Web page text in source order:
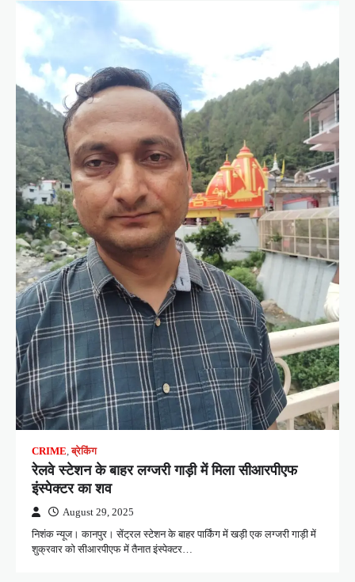
CRIME,ब्रेकिंग
रेलवे स्टेशन के बाहर लग्जरी गाड़ी में मिला सीआरपीएफ
इंस्पेक्टर का शव
August 29, 2025
निशंक न्यूज। कानपुर। सेंट्रल स्टेशन के बाहर पार्किंग में खड़ी एक लग्जरी गाड़ी में
शुक्रवार को सीआरपीएफ में तैनात इंस्पेक्टर…